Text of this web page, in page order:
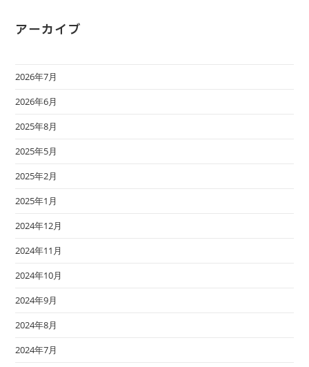
アーカイブ
2026年7月
2026年6月
2025年8月
2025年5月
2025年2月
2025年1月
2024年12月
2024年11月
2024年10月
2024年9月
2024年8月
2024年7月